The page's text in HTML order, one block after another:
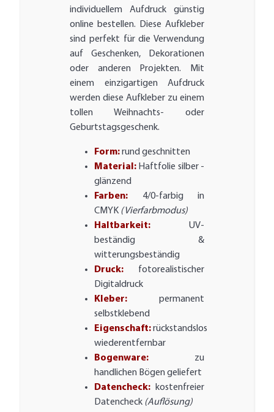
individuellem Aufdruck günstig
online bestellen. Diese Aufkleber
sind perfekt für die Verwendung
auf Geschenken, Dekorationen
oder anderen Projekten. Mit
einem einzigartigen Aufdruck
werden diese Aufkleber zu einem
tollen Weihnachts- oder
Geburtstagsgeschenk.
Form:rund geschnitten
Material: Haftfolie silber -
glänzend
Farben: 4/0-farbig in
CMYK (Vierfarbmodus)
Haltbarkeit: UV-
beständig &
witterungsbeständig
Druck: fotorealistischer
Digitaldruck
Kleber: permanent
selbstklebend
Eigenschaft:rückstandslos
wiederentfernbar
Bogenware: zu
handlichen Bögen geliefert
Datencheck: kostenfreier
Datencheck (Auflösung)